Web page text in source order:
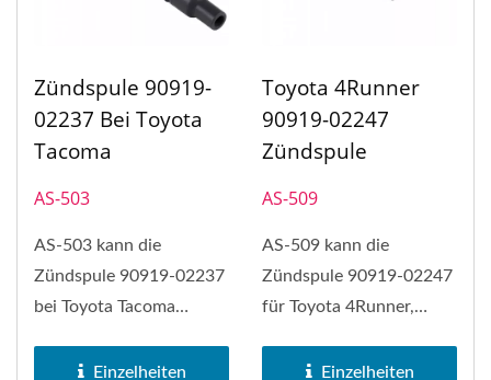
Zündspule 90919-
02237 Bei Toyota
Tacoma
AS-503
AS-503 kann die
Zündspule 90919-02237
bei Toyota Tacoma
Einzelheiten
Toyota 4Runner
90919-02247
Zündspule
AS-509
AS-509 kann die
Zündspule 90919-02247
für Toyota 4Runner,
Cruiser,...Einzelheiten